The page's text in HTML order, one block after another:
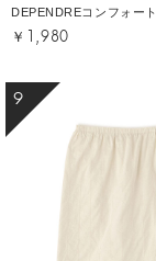
DEPENDREコンフォー
￥1,980
9